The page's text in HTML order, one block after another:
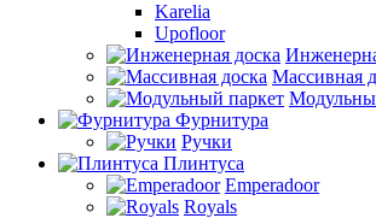
Karelia
Upofloor
Массивная
Фурнитура
Ручки
Плинтуса
Emperadoor
Royals